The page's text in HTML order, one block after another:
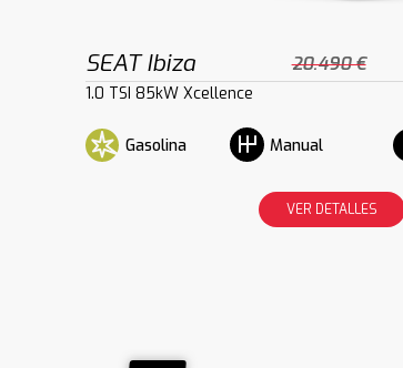
SEAT Ibiza 20.490 €
1.0 TSI 85kW Xcellence
Gasolina Manual
VER DETALLES